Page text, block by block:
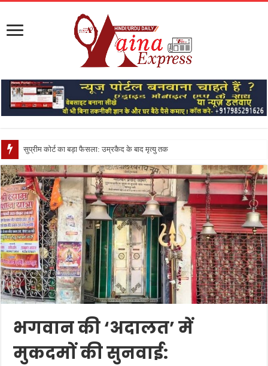
सुप्रीम कोर्ट का बड़ा फैसला: उम्रकैद के बाद मृत्यु तक जेल में रखने की सजा स
भगवान की ‘अदालत’ में
मुकदमों की सुनवाई: